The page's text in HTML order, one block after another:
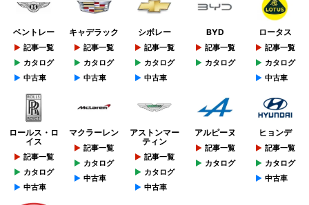
ベントレー
記事一覧
カタログ
中古車
キャデラック
記事一覧
カタログ
中古車
シボレー
記事一覧
カタログ
中古車
BYD
記事一覧
カタログ
ロータス
記事一覧
カタログ
中古車
ロールス・ロ
イス
記事一覧
カタログ
中古車
マクラーレン
記事一覧
カタログ
中古車
アストンマー
ティン
記事一覧
カタログ
中古車
アルピーヌ
記事一覧
カタログ
ヒョンデ
記事一覧
カタログ
中古車